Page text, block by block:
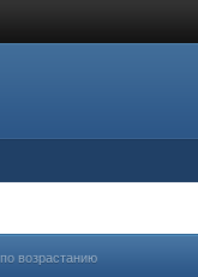
по возрастанию